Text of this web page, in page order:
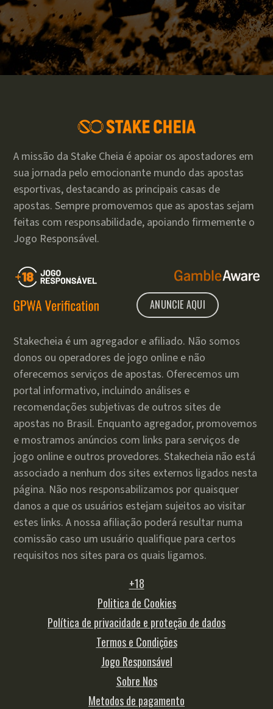
A missão da Stake Cheia é apoiar os apostadores em
sua jornada pelo emocionante mundo das apostas
esportivas, destacando as principais casas de
apostas. Sempre promovemos que as apostas sejam
feitas com responsabilidade, apoiando firmemente o
Jogo Responsável.
ANUNCIE AQUI
Stakecheia é um agregador e afiliado. Não somos
donos ou operadores de jogo online e não
oferecemos serviços de apostas. Oferecemos um
portal informativo, incluindo análises e
recomendações subjetivas de outros sites de
apostas no Brasil. Enquanto agregador, promovemos
e mostramos anúncios com links para serviços de
jogo online e outros provedores. Stakecheia não está
associado a nenhum dos sites externos ligados nesta
página. Não nos responsabilizamos por quaisquer
danos a que os usuários estejam sujeitos ao visitar
estes links. A nossa afiliação poderá resultar numa
comissão caso um usuário qualifique para certos
requisitos nos sites para os quais ligamos.
+18
Politica de Cookies
Política de privacidade e proteção de dados
Termos e Condições
Jogo Responsável
Sobre Nos
Metodos de pagamento